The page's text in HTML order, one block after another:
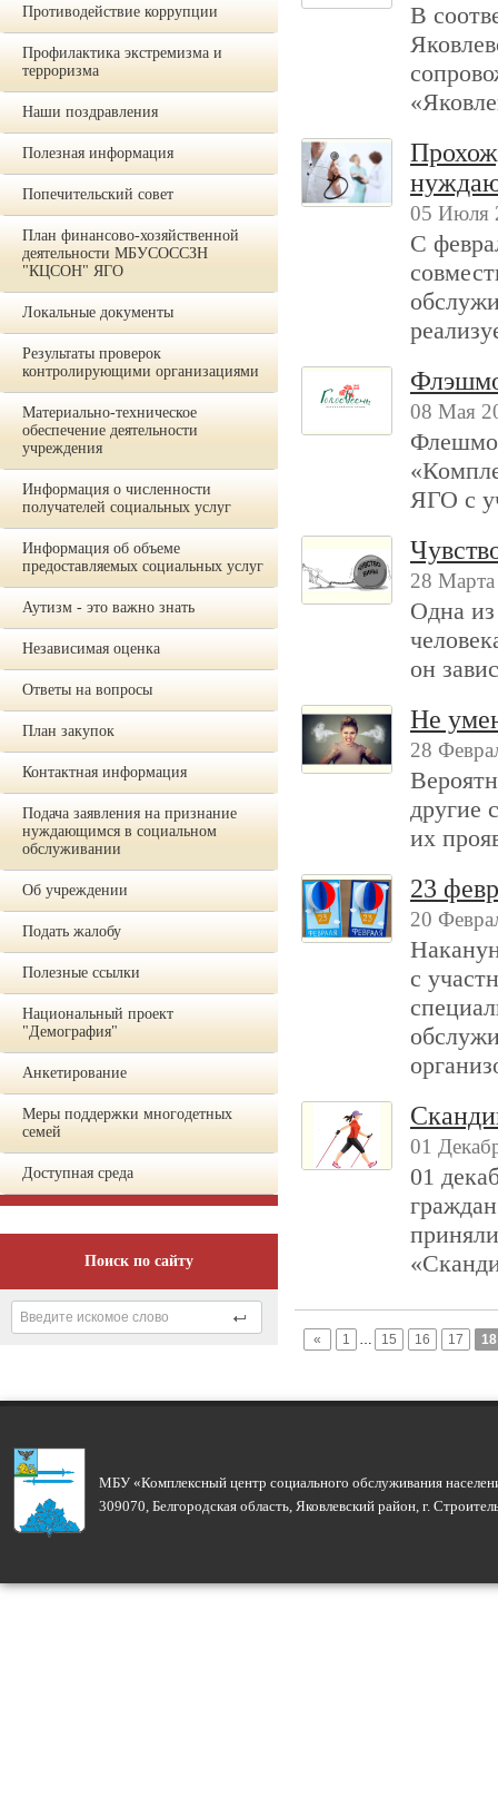
Противодействие коррупции
Профилактика экстремизма и
терроризма
Наши поздравления
Полезная информация
Попечительский совет
План финансово-хозяйственной
деятельности МБУСОССЗН
"КЦСОН" ЯГО
Локальные документы
Результаты проверок
контролирующими организациями
Материально-техническое
обеспечение деятельности
учреждения
Информация о численности
получателей социальных услуг
Информация об объеме
предоставляемых социальных услуг
Аутизм - это важно знать
Независимая оценка
Ответы на вопросы
План закупок
Контактная информация
Подача заявления на признание
нуждающимся в социальном
обслуживании
Об учреждении
Подать жалобу
Полезные ссылки
Национальный проект
"Демография"
Анкетирование
Меры поддержки многодетных
семей
Доступная среда
Поиск по сайту
В
05 Июля
С
08 Мая
ЯГО с
28
Одна
он
Не
28
другие
их
23
20
с
01
01
« 1 … 15 16 17 18
МБУ «Комплексный центр социального обслуживания
309070, Белгородская область, Яковлевский район, г.